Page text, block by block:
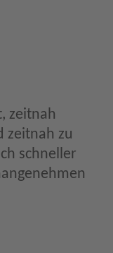
zeitnah
zeitnah zu
schneller